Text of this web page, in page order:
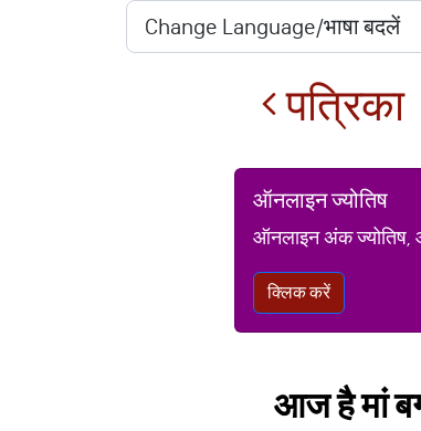
पत्रिका
ऑनलाइन ज्योतिष
ऑनलाइन अंक ज्योतिष,
क्लिक करें
आज है मां